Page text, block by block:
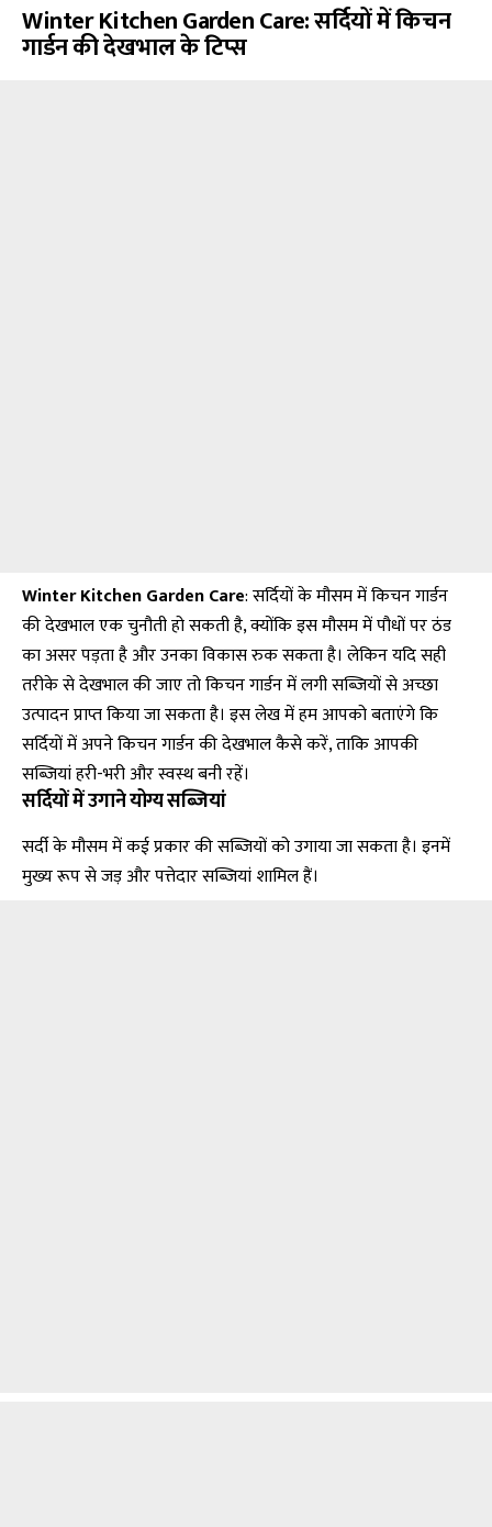
Winter Kitchen Garden Care: सर्दियों में किचन
गार्डन की देखभाल के टिप्स
Winter Kitchen Garden Care: सर्दियों के मौसम में किचन गार्डन
की देखभाल एक चुनौती हो सकती है, क्योंकि इस मौसम में पौधों पर ठंड
का असर पड़ता है और उनका विकास रुक सकता है। लेकिन यदि सही
तरीके से देखभाल की जाए तो किचन गार्डन में लगी सब्जियों से अच्छा
उत्पादन प्राप्त किया जा सकता है। इस लेख में हम आपको बताएंगे कि
सर्दियों में अपने किचन गार्डन की देखभाल कैसे करें, ताकि आपकी
सब्जियां हरी-भरी और स्वस्थ बनी रहें।
सर्दियों में उगाने योग्य सब्जियां
सर्दी के मौसम में कई प्रकार की सब्जियों को उगाया जा सकता है। इनमें
मुख्य रूप से जड़ और पत्तेदार सब्जियां शामिल हैं।